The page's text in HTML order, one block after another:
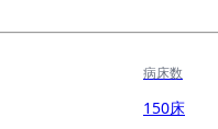
病床数
150床